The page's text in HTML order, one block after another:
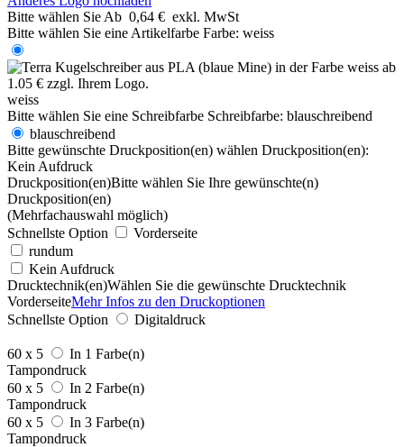
Bitte wählen Sie Ab 0,64 € exkl. MwSt
Bitte wählen Sie eine Artikelfarbe Farbe: weiss
weiss
Bitte wählen Sie eine Schreibfarbe Schreibfarbe: blauschreibend
blauschreibend
Bitte gewünschte Druckposition(en) wählen Druckposition(en):
Kein Aufdruck
Druckposition(en)Bitte wählen Sie Ihre gewünschte(n)
Druckposition(en)
(Mehrfachauswahl möglich)
Schnellste Option
Vorderseite
rundum
Kein Aufdruck
Drucktechnik(en)Wählen Sie die gewünschte Drucktechnik
VorderseiteMehr Infos zu den Druckoptionen
Schnellste Option
Digitaldruck
60 x 5
In 1 Farbe(n)
Tampondruck
60 x 5
In 2 Farbe(n)
Tampondruck
60 x 5
In 3 Farbe(n)
Tampondruck